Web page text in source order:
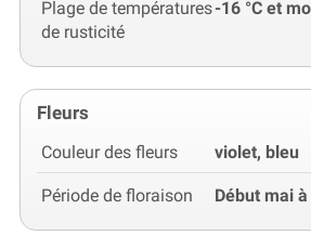
Plage de températures
de rusticité
-16 °C et
Fleurs
Couleur des fleurs violet, bleu
Période de floraison Début mai